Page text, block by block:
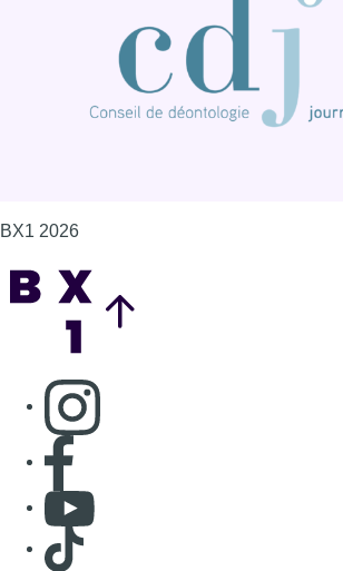
BX1 2026
Consulter page Instagram
Consulter page Facebook
Consulter Youtube
Consulter TikTok